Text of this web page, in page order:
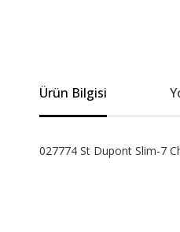
Ürün Bilgisi
027774 St Dupont Slim-7